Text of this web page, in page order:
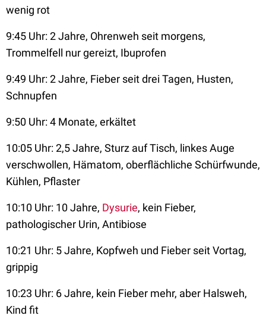
wenig rot
9:45 Uhr: 2 Jahre, Ohrenweh seit morgens,
Trommelfell nur gereizt, Ibuprofen
9:49 Uhr: 2 Jahre, Fieber seit drei Tagen, Husten,
Schnupfen
9:50 Uhr: 4 Monate, erkältet
10:05 Uhr: 2,5 Jahre, Sturz auf Tisch, linkes Auge
verschwollen, Hämatom, oberflächliche Schürfwunde,
Kühlen, Pflaster
10:10 Uhr: 10 Jahre, Dysurie, kein Fieber,
pathologischer Urin, Antibiose
10:21 Uhr: 5 Jahre, Kopfweh und Fieber seit Vortag,
grippig
10:23 Uhr: 6 Jahre, kein Fieber mehr, aber Halsweh,
Kind fit